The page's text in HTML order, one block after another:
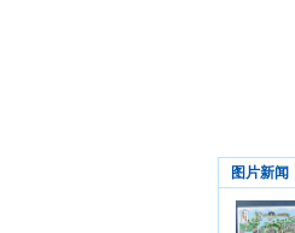
图片新闻